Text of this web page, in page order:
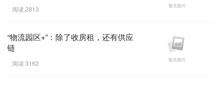
阅读 2813
“物流园区+”：除了收房租，还有供应
链
阅读 3162